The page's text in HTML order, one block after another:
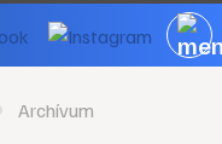
Archívum